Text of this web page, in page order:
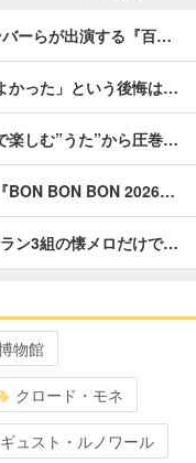
ーらが出演する『百…
かった」という後悔は…
しむ”うた”から圧巻…
BON BON BON 2026…
ン3組の懐メロだけで…
物館
クロード・モネ
ュスト・ルノワール